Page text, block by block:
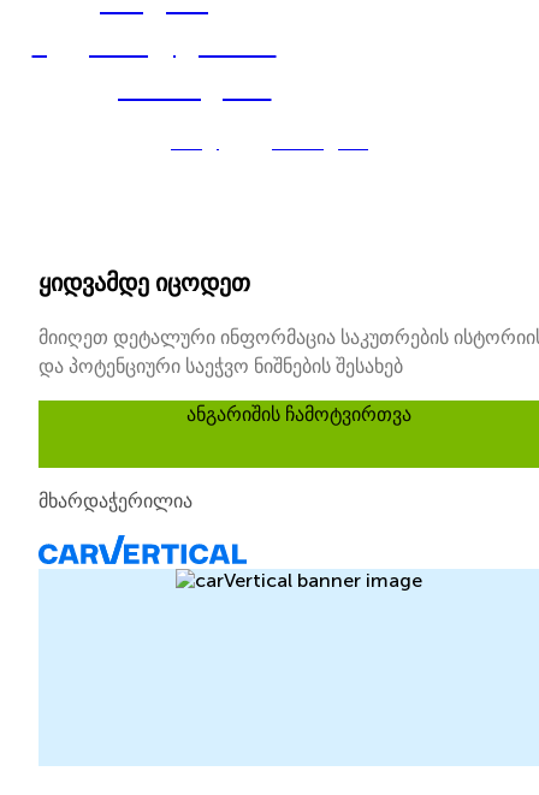
ყიდვამდე იცოდეთ
მიიღეთ დეტალური ინფორმაცია საკუთრების
და პოტენციური საეჭვო ნიშნების შესახებ
ანგარიშის ჩამოტვირთვა
მხარდაჭერილია